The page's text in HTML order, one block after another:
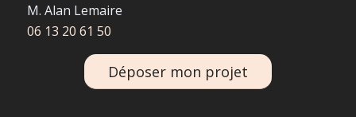
M. Alan Lemaire
06 13 20 61 50
Déposer mon projet